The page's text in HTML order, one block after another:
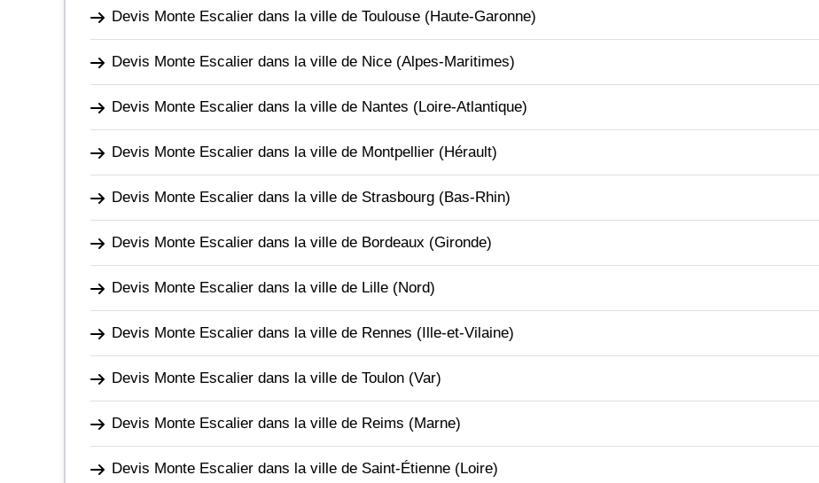
Devis Monte Escalier dans la ville de Toulouse (Haute-Garonne)
Devis Monte Escalier dans la ville de Nice (Alpes-Maritimes)
Devis Monte Escalier dans la ville de Nantes (Loire-Atlantique)
Devis Monte Escalier dans la ville de Montpellier (Hérault)
Devis Monte Escalier dans la ville de Strasbourg (Bas-Rhin)
Devis Monte Escalier dans la ville de Bordeaux (Gironde)
Devis Monte Escalier dans la ville de Lille (Nord)
Devis Monte Escalier dans la ville de Rennes (Ille-et-Vilaine)
Devis Monte Escalier dans la ville de Toulon (Var)
Devis Monte Escalier dans la ville de Reims (Marne)
Devis Monte Escalier dans la ville de Saint-Étienne (Loire)